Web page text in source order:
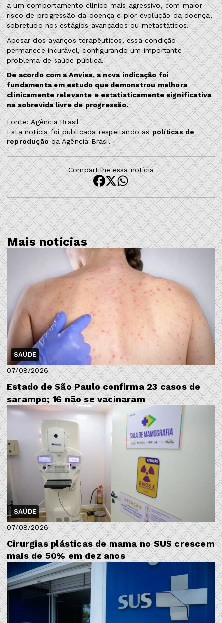
a um comportamento clínico mais agressivo, com maior
risco de progressão da doença e pior evolução da doença,
sobretudo nos estágios avançados ou metastáticos.
Apesar dos avanços terapêuticos, essa condição
permanece incurável, configurando um importante
problema de saúde pública.
De acordo com a Anvisa, a nova indicação foi
fundamenta em estudo que demonstrou melhora
clinicamente relevante e estatisticamente significativa
na sobrevida livre de progressão.
Fonte: Agência Brasil
Esta notícia foi publicada respeitando aspolíticas de
reproduçãoda Agência Brasil.
Compartilhe essa notícia
Mais notícias
SAÚDE
07/08/2026
Estado de São Paulo confirma 23 casos de
sarampo; 16 não se vacinaram
SAÚDE
07/08/2026
Cirurgias plásticas de mama no SUS crescem
mais de 50% em dez anos